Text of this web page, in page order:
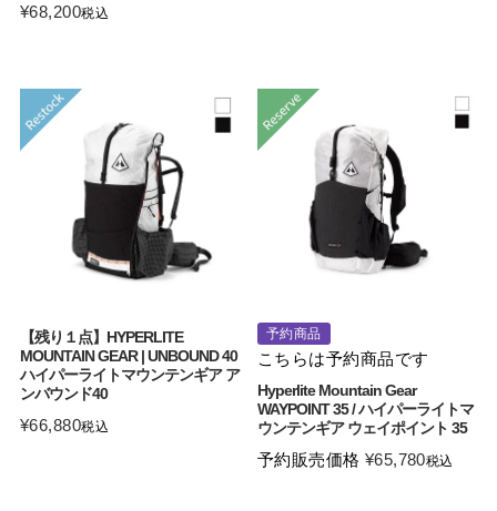
¥68,200税込
【残り１点】HYPERLITE
MOUNTAIN GEAR | UNBOUND 40
ハイパーライトマウンテンギア ア
ンバウンド40
¥66,880税込
予約商品
こちらは予約商品です
Hyperlite Mountain Gear
WAYPOINT 35 / ハイパーライトマ
ウンテンギア ウェイポイント 35
予約販売価格 ¥65,780税込